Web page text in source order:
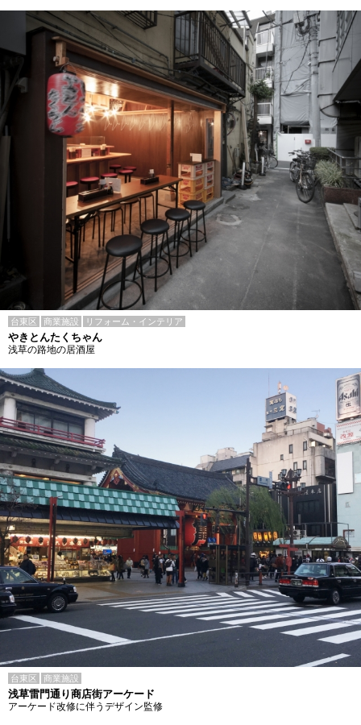
台東区 商業施設 リフォーム・インテリア
やきとんたくちゃん
浅草の路地の居酒屋
台東区 商業施設
浅草雷門通り商店街アーケード
アーケード改修に伴うデザイン監修